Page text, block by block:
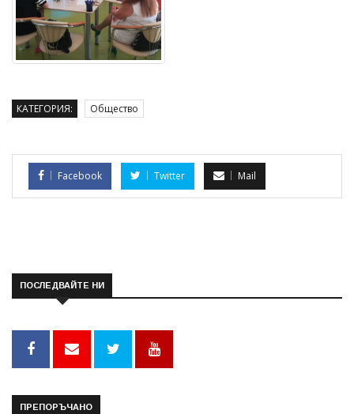
КАТЕГОРИЯ: Общество
Facebook Twitter Mail
ПОСЛЕДВАЙТЕ НИ
ПРЕПОРЪЧАНО